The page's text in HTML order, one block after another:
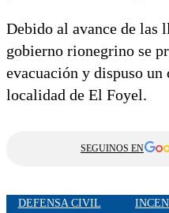
Debido al avance de las
gobierno rionegrino se
evacuación y dispuso
localidad de El Foyel.
SEGUINOS EN
DEFENSA CIVIL